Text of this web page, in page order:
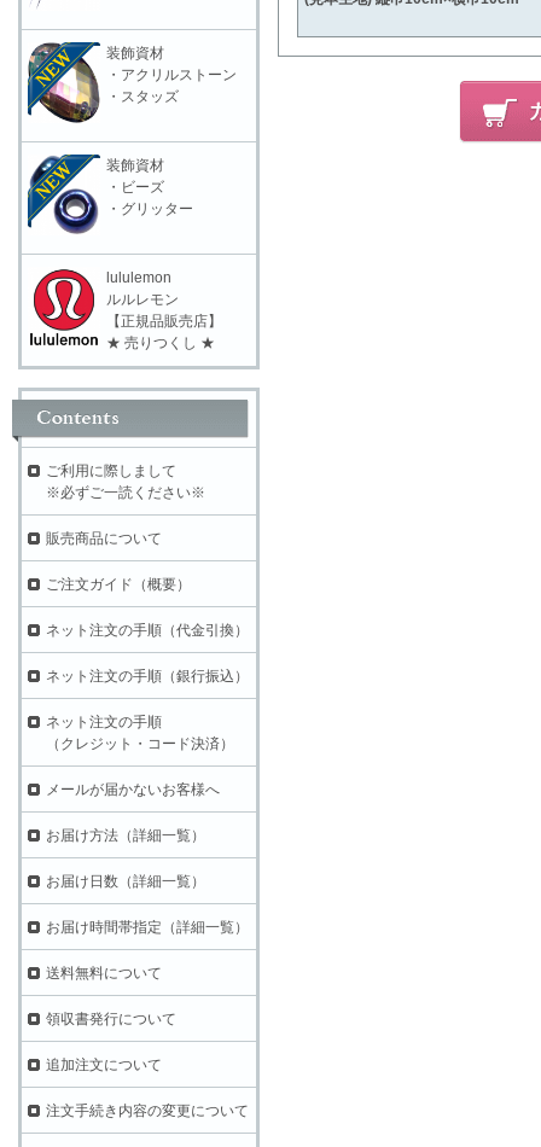
装飾資材
・アクリルストーン
・スタッズ
装飾資材
・ビーズ
・グリッター
lululemon
ルルレモン
【正規品販売店】
★ 売りつくし ★
ご利用に際しまして
※必ずご一読ください※
販売商品について
ご注文ガイド（概要）
ネット注文の手順（代金引換）
ネット注文の手順（銀行振込）
ネット注文の手順
（クレジット・コード決済）
メールが届かないお客様へ
お届け方法（詳細一覧）
お届け日数（詳細一覧）
お届け時間帯指定（詳細一覧）
送料無料について
領収書発行について
追加注文について
注文手続き内容の変更について